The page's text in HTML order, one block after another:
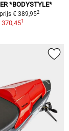
*BODYSTYLE*
€ 389,952
370,451